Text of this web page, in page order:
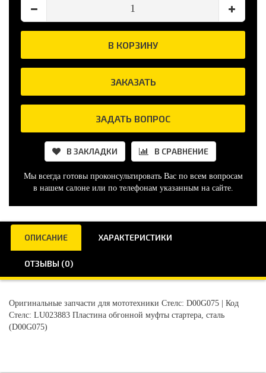
В КОРЗИНУ
ЗАКАЗАТЬ
ЗАДАТЬ ВОПРОС
В ЗАКЛАДКИ В СРАВНЕНИЕ
Мы всегда готовы проконсультировать Вас по всем вопросам
в нашем салоне или по телефонам указанным на сайте.
ОПИСАНИЕ ХАРАКТЕРИСТИКИ
ОТЗЫВЫ (0)
Оригинальные запчасти для мототехники Стелс: D00G075 | Код
Стелс: LU023883 Пластина обгонной муфты стартера, сталь
(D00G075)